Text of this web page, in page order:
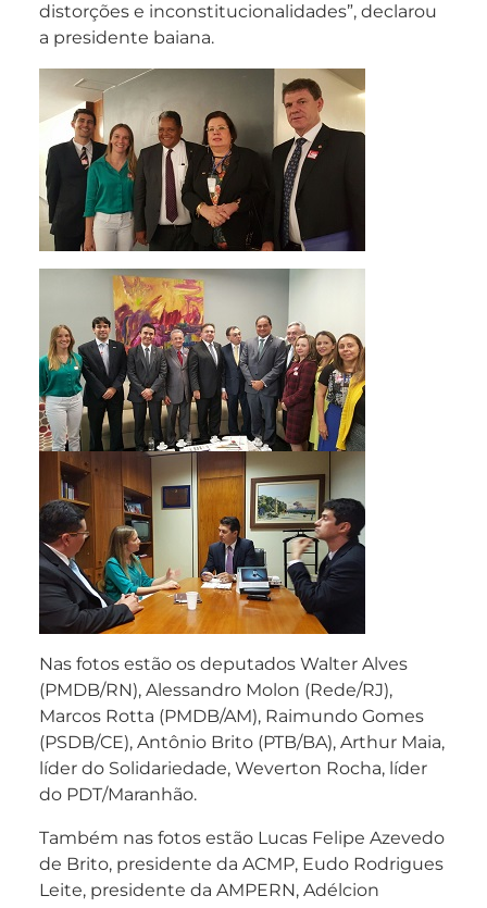
distorções e inconstitucionalidades”, declarou
a presidente baiana.
Nas fotos estão os deputados Walter Alves
(PMDB/RN), Alessandro Molon (Rede/RJ),
Marcos Rotta (PMDB/AM), Raimundo Gomes
(PSDB/CE), Antônio Brito (PTB/BA), Arthur Maia,
líder do Solidariedade, Weverton Rocha, líder
do PDT/Maranhão.
Também nas fotos estão Lucas Felipe Azevedo
de Brito, presidente da ACMP, Eudo Rodrigues
Leite, presidente da AMPERN, Adélcion